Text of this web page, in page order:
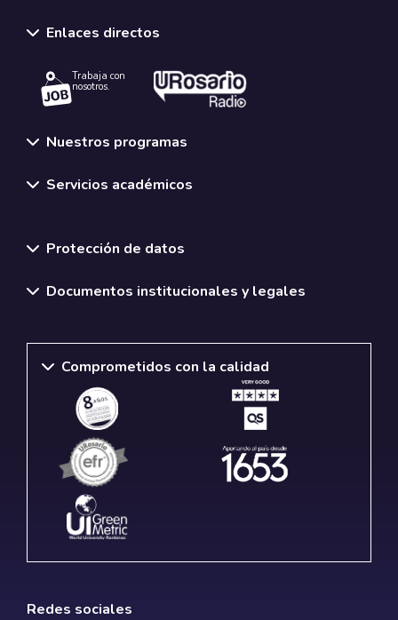
Enlaces directos
Trabaja con
nosotros.
Nuestros programas
Servicios académicos
Protección de datos
Documentos institucionales y legales
Comprometidos con la calidad
Redes sociales